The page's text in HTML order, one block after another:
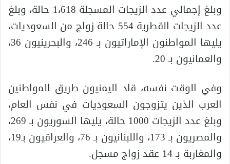
وبلغ إجمالي عدد الزيجات المسجلة 1،618 حالة، وبلغ
عدد الزيجات القطرية 554 حالة زواج من السعوديات،
يليها المواطنون الإماراتيون بـ 246، والبحرينيون 36،
والعمانيون بـ 20.
وفي الوقت نفسه، قاد اليمنيون طريق المواطنين
العرب الذين يتزوجون السعوديات في نفس العام،
وبلغ عدد الزيجات 1000 حالة، يليها السوريون بـ 269،
والمصريون بـ 173، واللبنانيون بـ 76، والعراقيون بـ19،
والمغاربة بـ 14 عقد زواج مسجل.